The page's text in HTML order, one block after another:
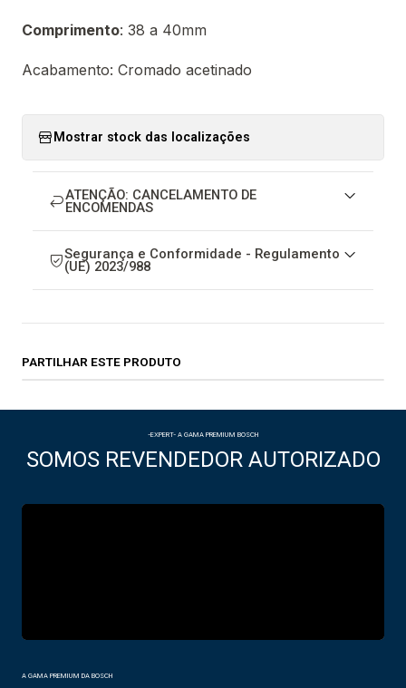
Comprimento: 38 a 40mm
Acabamento: Cromado acetinado
Mostrar stock das localizações
ATENÇÃO: CANCELAMENTO DE
ENCOMENDAS
Segurança e Conformidade - Regulamento
(UE) 2023/988
PARTILHAR ESTE PRODUTO
-EXPERT- A GAMA PREMIUM BOSCH
SOMOS REVENDEDOR AUTORIZADO
A GAMA PREMIUM DA BOSCH